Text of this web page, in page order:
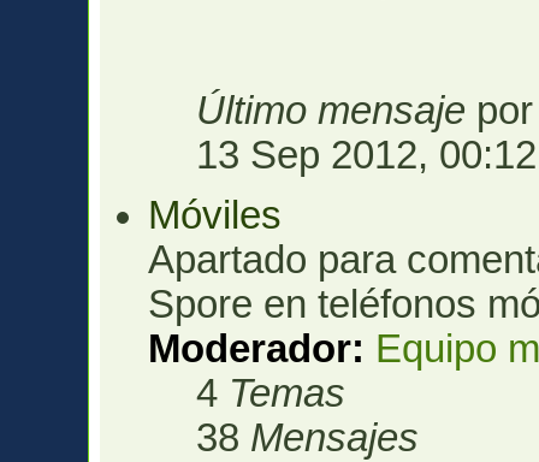
Último mensaje
13 Sep 2012, 00:12
Móviles
Apartado para
Spore en teléfonos
Moderador: Equipo
4 Temas
38 Mensajes